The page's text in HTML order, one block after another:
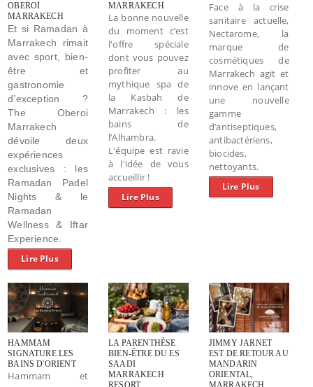
OBEROI
MARRAKECH
Et si Ramadan à
Marrakech rimait
avec sport, bien-
être et
gastronomie
d’exception ?
The Oberoi
Marrakech
dévoile deux
expériences
exclusives : les
Ramadan Padel
Nights & le
Ramadan
Wellness & Iftar
Experience.
Lire Plus
MARRAKECH
La bonne nouvelle
du moment c’est
l'offre spéciale
dont vous pouvez
profiter au
mythique spa de
la Kasbah de
Marrakech : les
bains de
l’Alhambra.
L'équipe est ravie
à l'idée de vous
accueillir !
Lire Plus
Face à la crise
sanitaire actuelle,
Nectarome, la
marque de
cosmétiques de
Marrakech agit et
innove en lançant
une nouvelle
gamme
d’antiseptiques,
antibactériens,
biocides,
nettoyants.
Lire Plus
HAMMAM
SIGNATURE LES
BAINS D'ORIENT
Hammam et
LA PARENTHÈSE
BIEN-ÊTRE DU ES
SAADI
MARRAKECH
RESORT
JIMMY JARNET
EST DE RETOUR AU
MANDARIN
ORIENTAL,
MARRAKECH